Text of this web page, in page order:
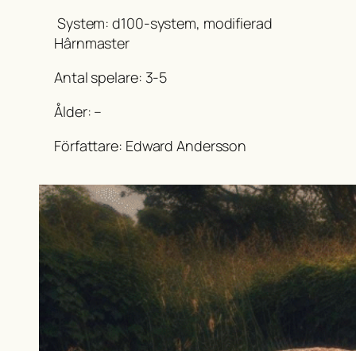
System: d100-system, modifierad
Hârnmaster
Antal spelare: 3-5
Ålder: –
Författare: Edward Andersson